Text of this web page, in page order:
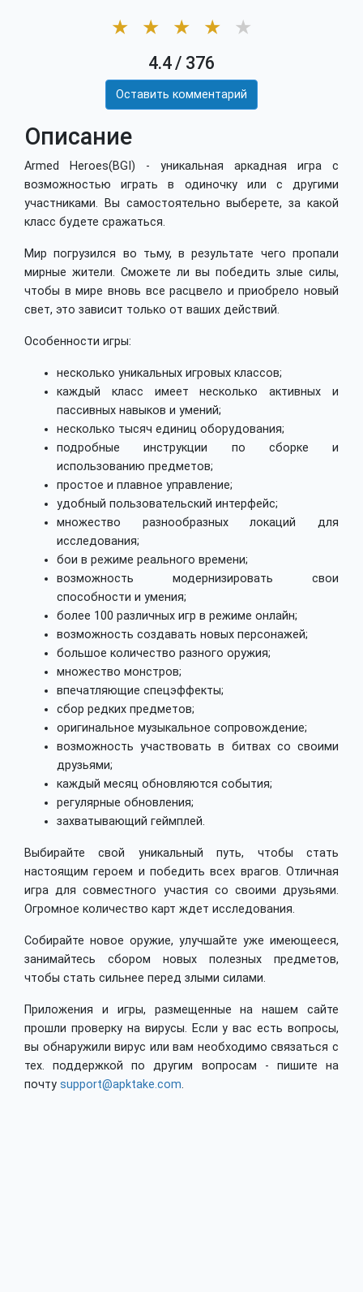
★ ★ ★ ★ ★
4.4/ 376
Оставить комментарий
Описание
Armed Heroes(BGI) - уникальная аркадная игра с
возможностью играть в одиночку или с другими
участниками. Вы самостоятельно выберете, за какой
класс будете сражаться.
Мир погрузился во тьму, в результате чего пропали
мирные жители. Сможете ли вы победить злые силы,
чтобы в мире вновь все расцвело и приобрело новый
свет, это зависит только от ваших действий.
Особенности игры:
несколько уникальных игровых классов;
каждый класс имеет несколько активных и
пассивных навыков и умений;
несколько тысяч единиц оборудования;
подробные инструкции по сборке и
использованию предметов;
простое и плавное управление;
удобный пользовательский интерфейс;
множество разнообразных локаций для
исследования;
бои в режиме реального времени;
возможность модернизировать свои
способности и умения;
более 100 различных игр в режиме онлайн;
возможность создавать новых персонажей;
большое количество разного оружия;
множество монстров;
впечатляющие спецэффекты;
сбор редких предметов;
оригинальное музыкальное сопровождение;
возможность участвовать в битвах со своими
друзьями;
каждый месяц обновляются события;
регулярные обновления;
захватывающий геймплей.
Выбирайте свой уникальный путь, чтобы стать
настоящим героем и победить всех врагов. Отличная
игра для совместного участия со своими друзьями.
Огромное количество карт ждет исследования.
Собирайте новое оружие, улучшайте уже имеющееся,
занимайтесь сбором новых полезных предметов,
чтобы стать сильнее перед злыми силами.
Приложения и игры, размещенные на нашем сайте
прошли проверку на вирусы. Если у вас есть вопросы,
вы обнаружили вирус или вам необходимо связаться с
тех. поддержкой по другим вопросам - пишите на
почту support@apktake.com.